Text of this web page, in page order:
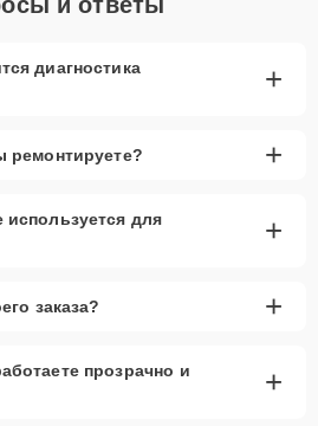
диагностика
+
ремонтируете? +
для
+
заказа? +
прозрачно и
+